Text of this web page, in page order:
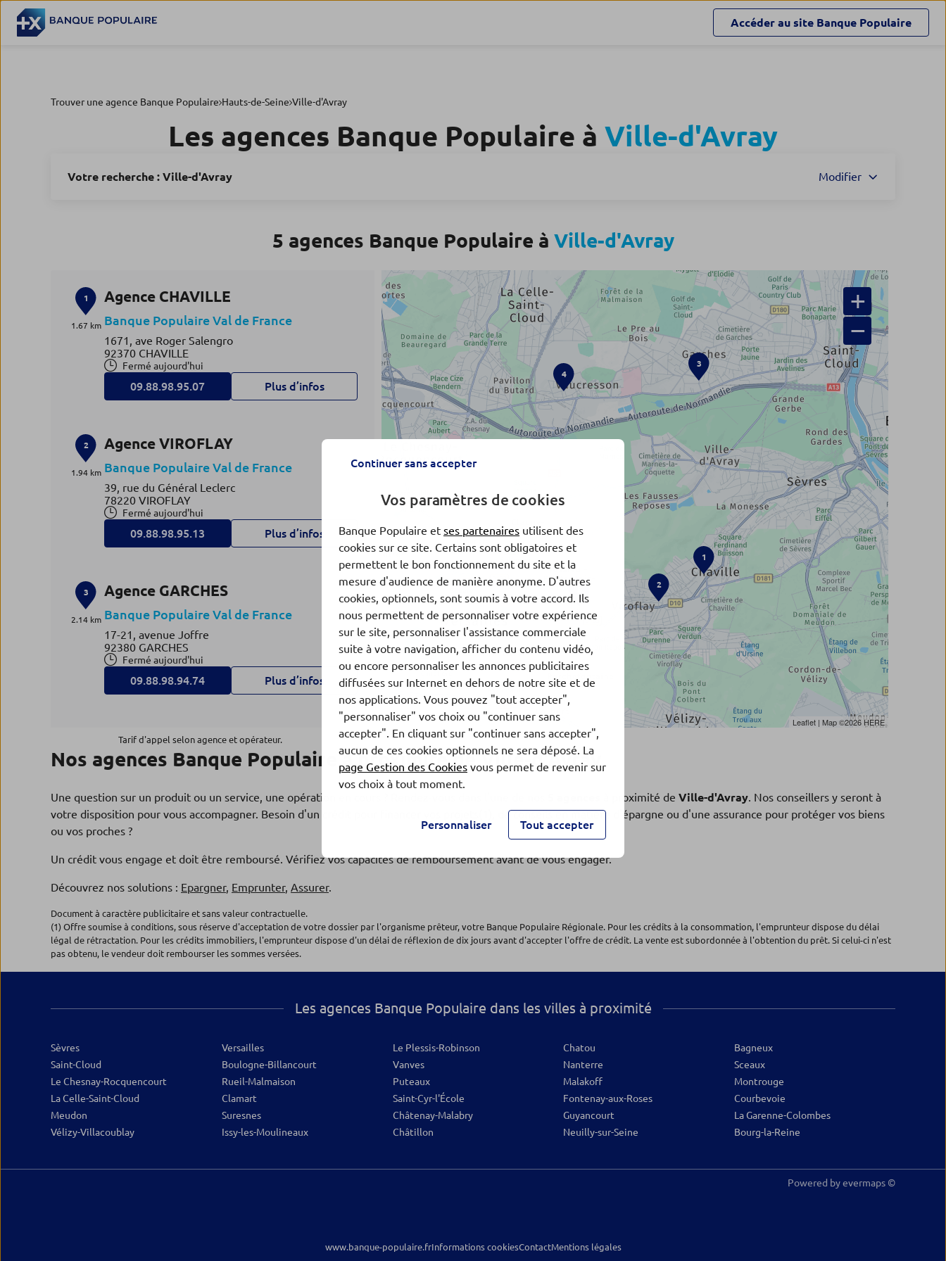
Accéder au site Banque Populaire
Trouver une agence Banque Populaire Hauts-de-Seine Ville-d'Avray
Les agences Banque Populaire à Ville-d'Avray
Votre recherche : Ville-d'Avray Modifier
5 agences Banque Populaire à Ville-d'Avray
1
1.67 km
Agence CHAVILLE
Banque Populaire Val de France
1671, ave Roger Salengro
92370 CHAVILLE
Fermé aujourd'hui
09.88.98.95.07 Plus d’infos
2
1.94 km
Agence VIROFLAY
Banque Populaire Val de France
39, rue du Général Leclerc
78220 VIROFLAY
Fermé aujourd'hui
09.88.98.95.13 Plus d’infos
3
2.14 km
Agence GARCHES
Banque Populaire Val de France
17-21, avenue Joffre
92380 GARCHES
Fermé aujourd'hui
09.88.98.94.74 Plus d’infos
2.47 km
Agence VAUCRESSON
Banque Populaire Val de France
92420 VAUCRESSON
Fermé aujourd'hui
09.88.98.91.06
5
2.47 km
Agence VERSAILLES GRAND
Banque Populaire Val de France
3, rue de l'Ecole des postes
78000 VERSAILLES
Fermé aujourd'hui
4
3
2
1
+
−
Leaflet | Map ©2026 HERE
Tarif d'appel selon agence et opérateur.
Nos agences Banque Populaire à proximité de Ville-d'Avray
Une question sur un produit ou un service, une opération en cours ? Rendez-vous dans l'une de nos à proximité de Ville-d'Avray. Nos conseillers y seront à
votre disposition pour vous accompagner. Besoin d'un crédit pour financer vos projets(1), de conseils en matière d'épargne ou d'une assurance pour protéger vos biens
ou vos proches ?
Un crédit vous engage et doit être remboursé. Vérifiez vos capacités de remboursement avant de vous engager.
Découvrez nos solutions : Epargner, Emprunter, Assurer.
Document à caractère publicitaire et sans valeur contractuelle.
(1) Offre soumise à conditions, sous réserve d'acceptation de votre dossier par l'organisme prêteur, votre Banque Populaire Régionale. Pour les crédits à la consommation, l'emprunteur dispose du délai
légal de rétractation. Pour les crédits immobiliers, l'emprunteur dispose d'un délai de réflexion de dix jours avant d'accepter l'offre de crédit. La vente est subordonnée à l'obtention du prêt. Si celui-ci n'est
pas obtenu, le vendeur doit rembourser les sommes versées.
Les agences Banque Populaire dans les villes à proximité
Sèvres
Saint-Cloud
Le Chesnay-Rocquencourt
La Celle-Saint-Cloud
Meudon
Vélizy-Villacoublay
Versailles
Boulogne-Billancourt
Rueil-Malmaison
Clamart
Suresnes
Issy-les-Moulineaux
Le Plessis-Robinson
Vanves
Puteaux
Saint-Cyr-l'École
Châtenay-Malabry
Châtillon
Chatou
Nanterre
Malakoff
Fontenay-aux-Roses
Guyancourt
Neuilly-sur-Seine
Bagneux
Sceaux
Montrouge
Courbevoie
La Garenne-Colombes
Bourg-la-Reine
Powered byevermaps ©
www.banque-populaire.frInformations cookiesContactMentions légales
Continuer sans accepter
Vos paramètres de cookies
Banque Populaire et ses partenaires utilisent des
cookies sur ce site. Certains sont obligatoires et
permettent le bon fonctionnement du site et la
mesure d'audience de manière anonyme. D'autres
cookies, optionnels, sont soumis à votre accord. Ils
nous permettent de personnaliser votre expérience
sur le site, personnaliser l'assistance commerciale
suite à votre navigation, afficher du contenu vidéo,
ou encore personnaliser les annonces publicitaires
diffusées sur Internet en dehors de notre site et de
nos applications. Vous pouvez "tout accepter",
"personnaliser" vos choix ou "continuer sans
accepter". En cliquant sur "continuer sans accepter",
aucun de ces cookies optionnels ne sera déposé. La
page Gestion des Cookies vous permet de revenir sur
vos choix à tout moment.
Personnaliser Tout accepter